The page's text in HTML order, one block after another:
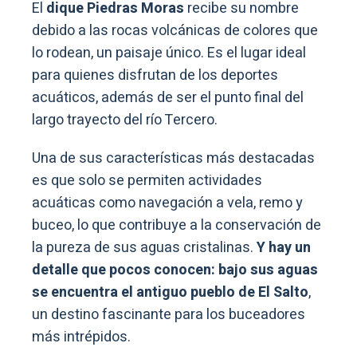
El dique Piedras Moras recibe su nombre
debido a las rocas volcánicas de colores que
lo rodean, un paisaje único. Es el lugar ideal
para quienes disfrutan de los deportes
acuáticos, además de ser el punto final del
largo trayecto del río Tercero.
Una de sus características más destacadas
es que solo se permiten actividades
acuáticas como navegación a vela, remo y
buceo, lo que contribuye a la conservación de
la pureza de sus aguas cristalinas.Y hay un
detalle que pocos conocen: bajo sus aguas
se encuentra el antiguo pueblo de El Salto,
un destino fascinante para los buceadores
más intrépidos.